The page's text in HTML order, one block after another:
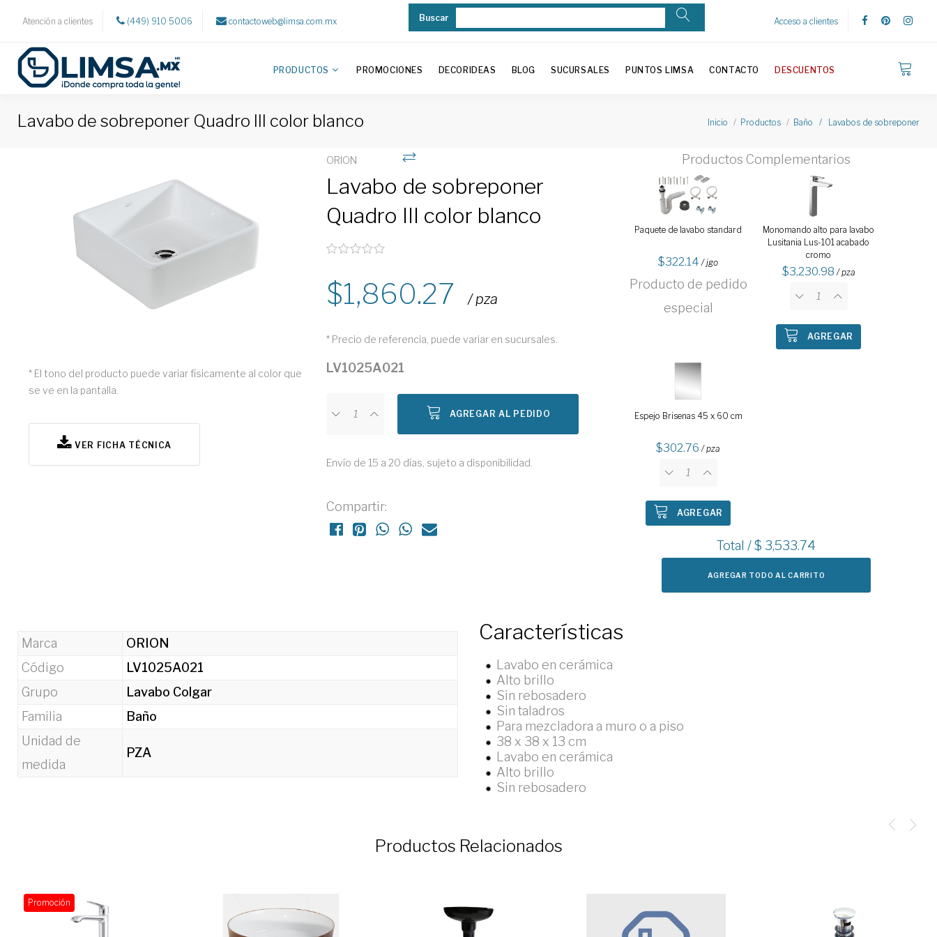
Atención a clientes (449) 910 5006 contactoweb@limsa.com.mx Buscar Acceso a clientes
PRODUCTOS PROMOCIONES DECORIDEAS BLOG SUCURSALES PUNTOS LIMSA CONTACTO DESCUENTOS
Lavabo de sobreponer Quadro III color blanco Inicio Productos Baño / Lavabos de sobreponer
* El tono del producto puede variar físicamente al color que
se ve en la pantalla.
VER FICHA TÉCNICA
ORION
Lavabo de sobreponer
Quadro III color blanco
1,860.27 / pza
* Precio de referencia, puede variar en sucursales.
LV1025A021
AGREGAR AL PEDIDO
Envío de 15 a 20 días, sujeto a disponibilidad.
Compartir:
Productos Complementarios
Paquete de lavabo standard
322.14 / jgo
Producto de pedido
especial
Monomando alto para lavabo
Lusitania Lus-101 acabado
cromo
3,230.98 / pza
AGREGAR
Espejo Brisenas 45 x 60 cm
302.76 / pza
AGREGAR
Total / $ 3,533.74
AGREGAR TODO AL CARRITO
Marca
ORION
Código
LV1025A021
Grupo
Lavabo Colgar
Familia
Baño
Unidad de
medida
PZA
Características
Lavabo en cerámica
Alto brillo
Sin rebosadero
Sin taladros
Para mezcladora a muro o a piso
38 x 38 x 13 cm
Lavabo en cerámica
Alto brillo
Sin rebosadero
Productos Relacionados
Promoción